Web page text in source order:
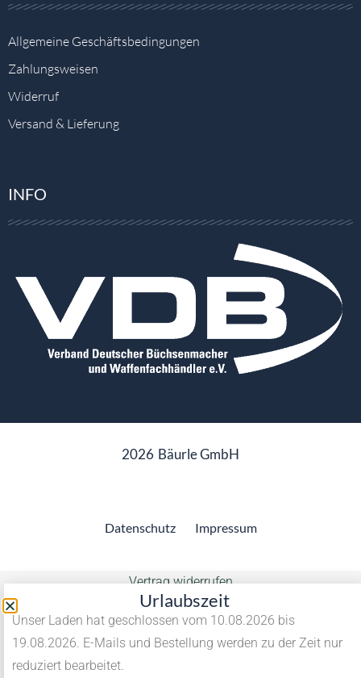
Allgemeine Geschäftsbedingungen
Zahlungsweisen
Widerruf
Versand & Lieferung
INFO
2026 Bäurle GmbH
Datenschutz Impressum
Vertrag widerrufen
Urlaubszeit
Unser Laden hat geschlossen vom 10.08.2026 bis
19.08.2026. E-Mails und Bestellung werden zu der Zeit nur
reduziert bearbeitet.